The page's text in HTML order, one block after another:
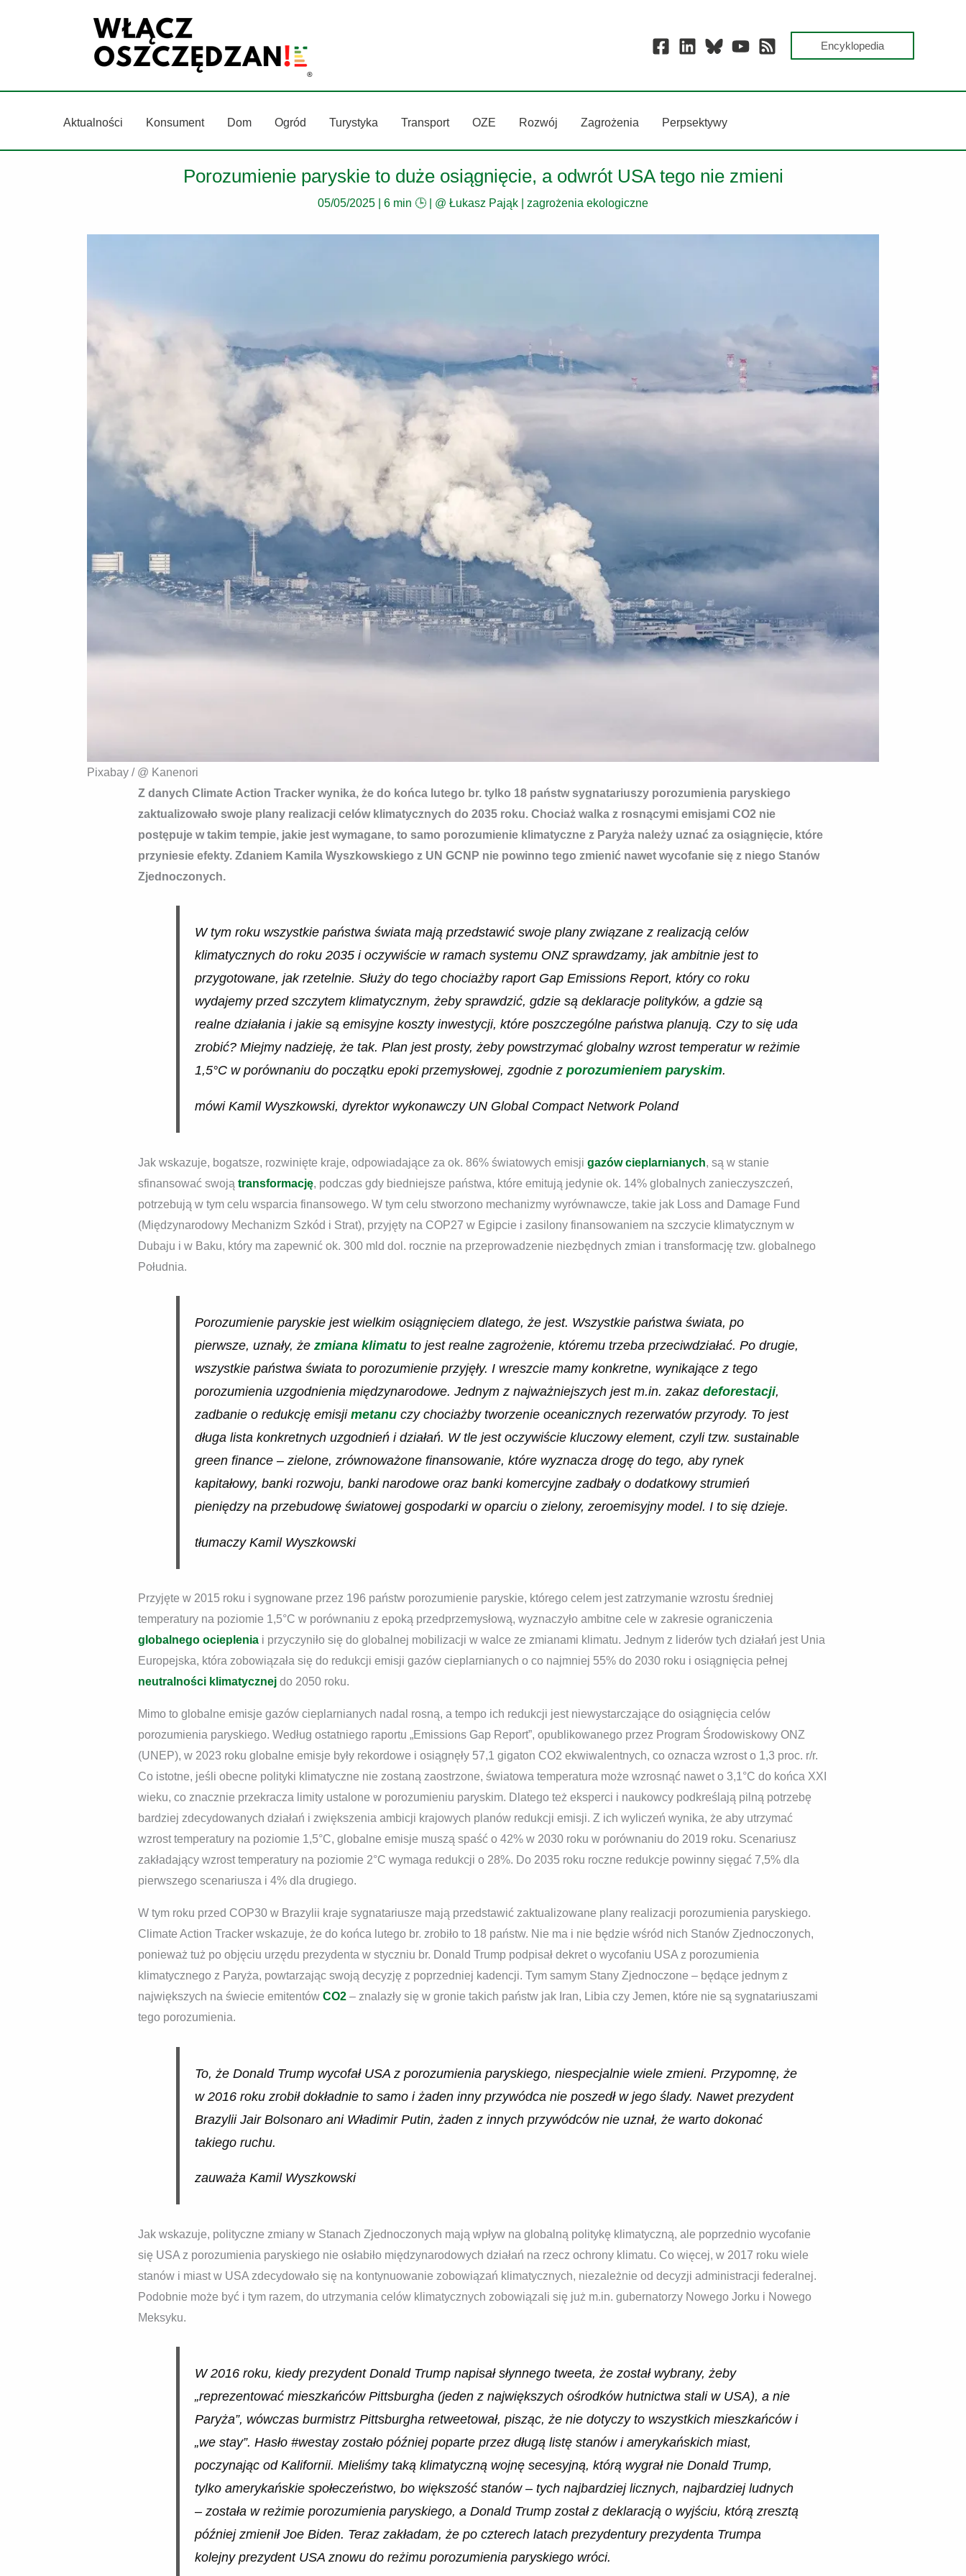
Encyklopedia
Aktualności Konsument Dom Ogród Turystyka Transport OZE Rozwój Zagrożenia Perpsektywy
Porozumienie paryskie to duże osiągnięcie, a odwrót USA tego nie zmieni
05/05/2025 6 min 🕒 | @ Łukasz Pająk zagrożenia ekologiczne
Pixabay / @ Kanenori
Z danych Climate Action Tracker wynika, że do końca lutego br. tylko 18 państw sygnatariuszy porozumienia paryskiego
zaktualizowało swoje plany realizacji celów klimatycznych do 2035 roku. Chociaż walka z rosnącymi emisjami CO2 nie
postępuje w takim tempie, jakie jest wymagane, to samo porozumienie klimatyczne z Paryża należy uznać za osiągnięcie, które
przyniesie efekty. Zdaniem Kamila Wyszkowskiego z UN GCNP nie powinno tego zmienić nawet wycofanie się z niego Stanów
Zjednoczonych.
W tym roku wszystkie państwa świata mają przedstawić swoje plany związane z realizacją celów
klimatycznych do roku 2035 i oczywiście w ramach systemu ONZ sprawdzamy, jak ambitnie jest to
przygotowane, jak rzetelnie. Służy do tego chociażby raport Gap Emissions Report, który co roku
wydajemy przed szczytem klimatycznym, żeby sprawdzić, gdzie są deklaracje polityków, a gdzie są
realne działania i jakie są emisyjne koszty inwestycji, które poszczególne państwa planują. Czy to się uda
zrobić? Miejmy nadzieję, że tak. Plan jest prosty, żeby powstrzymać globalny wzrost temperatur w reżimie
1,5°C w porównaniu do początku epoki przemysłowej, zgodnie z porozumieniem paryskim.
mówi Kamil Wyszkowski, dyrektor wykonawczy UN Global Compact Network Poland
Jak wskazuje, bogatsze, rozwinięte kraje, odpowiadające za ok. 86% światowych emisji gazów cieplarnianych, są w stanie
sfinansować swoją transformację, podczas gdy biedniejsze państwa, które emitują jedynie ok. 14% globalnych zanieczyszczeń,
potrzebują w tym celu wsparcia finansowego. W tym celu stworzono mechanizmy wyrównawcze, takie jak Loss and Damage Fund
(Międzynarodowy Mechanizm Szkód i Strat), przyjęty na COP27 w Egipcie i zasilony finansowaniem na szczycie klimatycznym w
Dubaju i w Baku, który ma zapewnić ok. 300 mld dol. rocznie na przeprowadzenie niezbędnych zmian i transformację tzw. globalnego
Południa.
Porozumienie paryskie jest wielkim osiągnięciem dlatego, że jest. Wszystkie państwa świata, po
pierwsze, uznały, że zmiana klimatuto jest realne zagrożenie, któremu trzeba przeciwdziałać. Po drugie,
wszystkie państwa świata to porozumienie przyjęły. I wreszcie mamy konkretne, wynikające z tego
porozumienia uzgodnienia międzynarodowe. Jednym z najważniejszych jest m.in. zakaz deforestacji,
zadbanie o redukcję emisji metanuczy chociażby tworzenie oceanicznych rezerwatów przyrody. To jest
długa lista konkretnych uzgodnień i działań. W tle jest oczywiście kluczowy element, czyli tzw. sustainable
green finance – zielone, zrównoważone finansowanie, które wyznacza drogę do tego, aby rynek
kapitałowy, banki rozwoju, banki narodowe oraz banki komercyjne zadbały o dodatkowy strumień
pieniędzy na przebudowę światowej gospodarki w oparciu o zielony, zeroemisyjny model. I to się dzieje.
tłumaczy Kamil Wyszkowski
Przyjęte w 2015 roku i sygnowane przez 196 państw porozumienie paryskie, którego celem jest zatrzymanie wzrostu średniej
temperatury na poziomie 1,5°C w porównaniu z epoką przedprzemysłową, wyznaczyło ambitne cele w zakresie ograniczenia
globalnego ocieplenia i przyczyniło się do globalnej mobilizacji w walce ze zmianami klimatu. Jednym z liderów tych działań jest Unia
Europejska, która zobowiązała się do redukcji emisji gazów cieplarnianych o co najmniej 55% do 2030 roku i osiągnięcia pełnej
neutralności klimatycznej do 2050 roku.
Mimo to globalne emisje gazów cieplarnianych nadal rosną, a tempo ich redukcji jest niewystarczające do osiągnięcia celów
porozumienia paryskiego. Według ostatniego raportu „Emissions Gap Report”, opublikowanego przez Program Środowiskowy ONZ
(UNEP), w 2023 roku globalne emisje były rekordowe i osiągnęły 57,1 gigaton CO2 ekwiwalentnych, co oznacza wzrost o 1,3 proc. r/r.
Co istotne, jeśli obecne polityki klimatyczne nie zostaną zaostrzone, światowa temperatura może wzrosnąć nawet o 3,1°C do końca XXI
wieku, co znacznie przekracza limity ustalone w porozumieniu paryskim. Dlatego też eksperci i naukowcy podkreślają pilną potrzebę
bardziej zdecydowanych działań i zwiększenia ambicji krajowych planów redukcji emisji. Z ich wyliczeń wynika, że aby utrzymać
wzrost temperatury na poziomie 1,5°C, globalne emisje muszą spaść o 42% w 2030 roku w porównaniu do 2019 roku. Scenariusz
zakładający wzrost temperatury na poziomie 2°C wymaga redukcji o 28%. Do 2035 roku roczne redukcje powinny sięgać 7,5% dla
pierwszego scenariusza i 4% dla drugiego.
W tym roku przed COP30 w Brazylii kraje sygnatariusze mają przedstawić zaktualizowane plany realizacji porozumienia paryskiego.
Climate Action Tracker wskazuje, że do końca lutego br. zrobiło to 18 państw. Nie ma i nie będzie wśród nich Stanów Zjednoczonych,
ponieważ tuż po objęciu urzędu prezydenta w styczniu br. Donald Trump podpisał dekret o wycofaniu USA z porozumienia
klimatycznego z Paryża, powtarzając swoją decyzję z poprzedniej kadencji. Tym samym Stany Zjednoczone – będące jednym z
największych na świecie emitentów CO2 – znalazły się w gronie takich państw jak Iran, Libia czy Jemen, które nie są sygnatariuszami
tego porozumienia.
To, że Donald Trump wycofał USA z porozumienia paryskiego, niespecjalnie wiele zmieni. Przypomnę, że
w 2016 roku zrobił dokładnie to samo i żaden inny przywódca nie poszedł w jego ślady. Nawet prezydent
Brazylii Jair Bolsonaro ani Władimir Putin, żaden z innych przywódców nie uznał, że warto dokonać
takiego ruchu.
zauważa Kamil Wyszkowski
Jak wskazuje, polityczne zmiany w Stanach Zjednoczonych mają wpływ na globalną politykę klimatyczną, ale poprzednio wycofanie
się USA z porozumienia paryskiego nie osłabiło międzynarodowych działań na rzecz ochrony klimatu. Co więcej, w 2017 roku wiele
stanów i miast w USA zdecydowało się na kontynuowanie zobowiązań klimatycznych, niezależnie od decyzji administracji federalnej.
Podobnie może być i tym razem, do utrzymania celów klimatycznych zobowiązali się już m.in. gubernatorzy Nowego Jorku i Nowego
Meksyku.
W 2016 roku, kiedy prezydent Donald Trump napisał słynnego tweeta, że został wybrany, żeby
„reprezentować mieszkańców Pittsburgha (jeden z największych ośrodków hutnictwa stali w USA), a nie
Paryża”, wówczas burmistrz Pittsburgha retweetował, pisząc, że nie dotyczy to wszystkich mieszkańców i
„we stay”. Hasło #westay zostało później poparte przez długą listę stanów i amerykańskich miast,
poczynając od Kalifornii. Mieliśmy taką klimatyczną wojnę secesyjną, którą wygrał nie Donald Trump,
tylko amerykańskie społeczeństwo, bo większość stanów – tych najbardziej licznych, najbardziej ludnych
– została w reżimie porozumienia paryskiego, a Donald Trump został z deklaracją o wyjściu, którą zresztą
później zmienił Joe Biden. Teraz zakładam, że po czterech latach prezydentury prezydenta Trumpa
kolejny prezydent USA znowu do reżimu porozumienia paryskiego wróci.